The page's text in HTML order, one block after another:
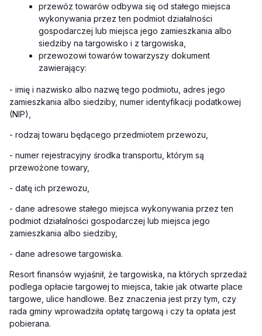
przewóz towarów odbywa się od stałego miejsca
wykonywania przez ten podmiot działalności
gospodarczej lub miejsca jego zamieszkania albo
siedziby na targowisko i z targowiska,
przewozowi towarów towarzyszy dokument
zawierający:
- imię i nazwisko albo nazwę tego podmiotu, adres jego
zamieszkania albo siedziby, numer identyfikacji podatkowej
(NIP),
- rodzaj towaru będącego przedmiotem przewozu,
- numer rejestracyjny środka transportu, którym są
przewożone towary,
- datę ich przewozu,
- dane adresowe stałego miejsca wykonywania przez ten
podmiot działalności gospodarczej lub miejsca jego
zamieszkania albo siedziby,
- dane adresowe targowiska.
Resort finansów wyjaśnił, że targowiska, na których sprzedaż
podlega opłacie targowej to miejsca, takie jak otwarte place
targowe, ulice handlowe. Bez znaczenia jest przy tym, czy
rada gminy wprowadziła opłatę targową i czy ta opłata jest
pobierana.